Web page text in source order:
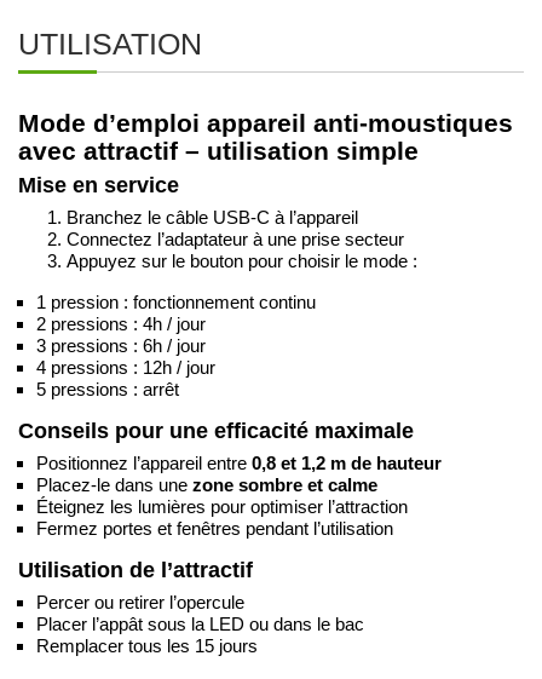
UTILISATION
Mode d’emploi appareil anti-moustiques
avec attractif – utilisation simple
Mise en service
Branchez le câble USB-C à l’appareil
Connectez l’adaptateur à une prise secteur
Appuyez sur le bouton pour choisir le mode :
1 pression : fonctionnement continu
2 pressions : 4h / jour
3 pressions : 6h / jour
4 pressions : 12h / jour
5 pressions : arrêt
Conseils pour une efficacité maximale
Positionnez l’appareil entre 0,8 et 1,2 m de hauteur
Placez-le dans une zone sombre et calme
Éteignez les lumières pour optimiser l’attraction
Fermez portes et fenêtres pendant l’utilisation
Utilisation de l’attractif
Percer ou retirer l’opercule
Placer l’appât sous la LED ou dans le bac
Remplacer tous les 15 jours